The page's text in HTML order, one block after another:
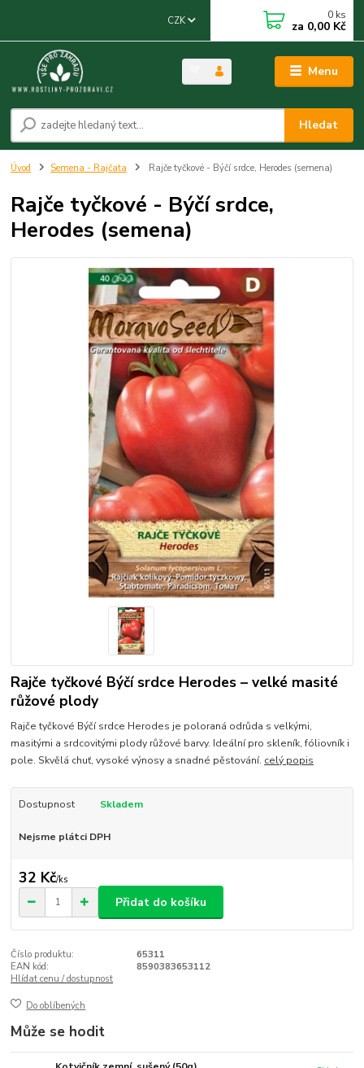
Menu
CZK
Hledat
0 ks
za 0,00 Kč
Úvod Semena - Rajčata Rajče tyčkové - Býčí srdce, Herodes (semena)
Rajče tyčkové - Býčí srdce,
Herodes (semena)
Rajče tyčkové Býčí srdce Herodes – velké masité
růžové plody
Rajče tyčkové Býčí srdce Herodes je poloraná odrůda s velkými,
masitými a srdcovitými plody růžové barvy. Ideální pro skleník, fóliovník i
pole. Skvělá chuť, vysoké výnosy a snadné pěstování. celý popis
Dostupnost Skladem
Nejsme plátci DPH
32 Kč/ks
Přidat do košíku
Číslo produktu:
65311
EAN kód:
8590383653112
Hlídat cenu / dostupnost
Do oblíbených
Může se hodit